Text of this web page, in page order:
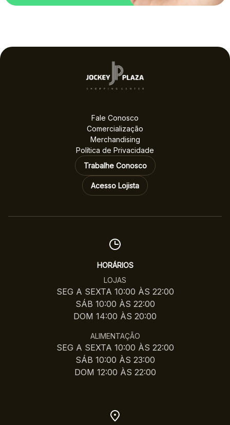
Fale Conosco
Comercialização
Merchandising
Política de Privacidade
Trabalhe Conosco
Acesso Lojista
HORÁRIOS
LOJAS
SEG A SEXTA 10:00 ÀS 22:00
SÁB 10:00 ÀS 22:00
DOM 14:00 ÀS 20:00
ALIMENTAÇÃO
SEG A SEXTA 10:00 ÀS 22:00
SÁB 10:00 ÀS 23:00
DOM 12:00 ÀS 22:00